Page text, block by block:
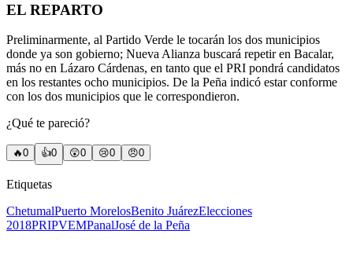
EL REPARTO
Preliminarmente, al Partido Verde le tocarán los dos municipios
donde ya son gobierno; Nueva Alianza buscará repetir en Bacalar,
más no en Lázaro Cárdenas, en tanto que el PRI pondrá candidatos
en los restantes ocho municipios. De la Peña indicó estar conforme
con los dos municipios que le correspondieron.
¿Qué te pareció?
🔥0 👍0 😲0 😢0 😠0
Etiquetas
ChetumalPuerto MorelosBenito JuárezElecciones
2018PRIPVEMPanalJosé de la Peña